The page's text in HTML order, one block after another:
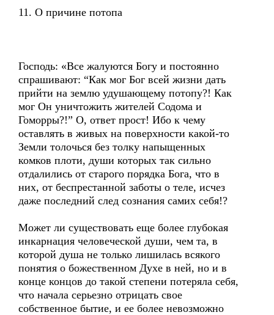
11. О причине потопа
Господь: «Все жалуются Богу и постоянно
спрашивают: “Как мог Бог всей жизни дать
прийти на землю удушающему потопу?! Как
мог Он уничтожить жителей Содома и
Гоморры?!” О, ответ прост! Ибо к чему
оставлять в живых на поверхности какой-то
Земли толочься без толку напыщенных
комков плоти, души которых так сильно
отдалились от старого порядка Бога, что в
них, от беспрестанной заботы о теле, исчез
даже последний след сознания самих себя!?
Может ли существовать еще более глубокая
инкарнация человеческой души, чем та, в
которой душа не только лишилась всякого
понятия о божественном Духе в ней, но и в
конце концов до такой степени потеряла себя,
что начала серьезно отрицать свое
собственное бытие, и ее более невозможно